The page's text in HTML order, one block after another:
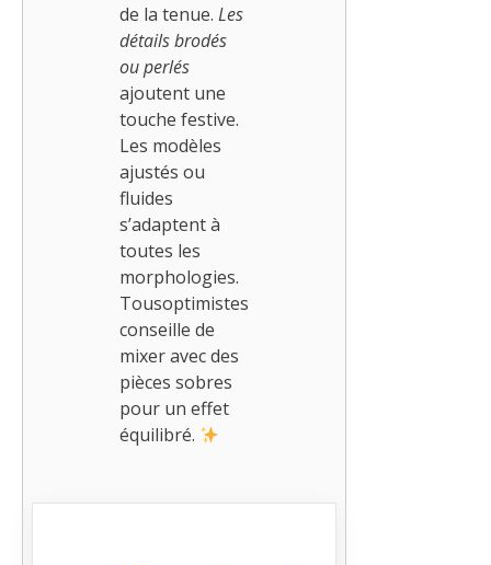
de la tenue. Les
détails brodés
ou perlés
ajoutent une
touche festive.
Les modèles
ajustés ou
fluides
s’adaptent à
toutes les
morphologies.
Tousoptimistes
conseille de
mixer avec des
pièces sobres
pour un effet
équilibré.